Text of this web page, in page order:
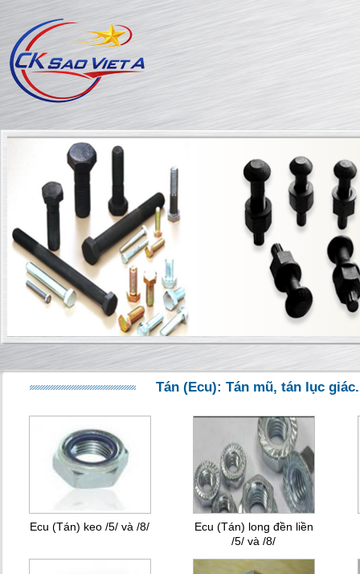
Tán (Ecu): Tán mũ, tán lục
Ecu (Tán) keo /5/ và /8/
Ecu (Tán) long đền liền
/5/ và /8/